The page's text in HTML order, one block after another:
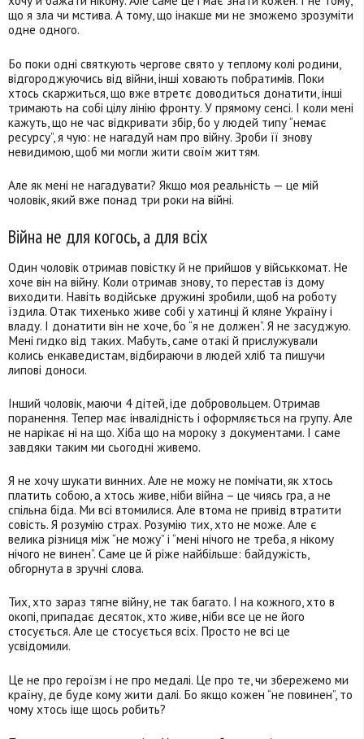
що я зла чи мстива. А тому, що інакше ми не зможемо зрозуміти
одне одного.
Бо поки одні святкують чергове свято у теплому колі родини,
відгороджуючись від війни, інші ховають побратимів. Поки
хтось скаржиться, що вже втретє доводиться донатити, інші
тримають на собі цілу лінію фронту. У прямому сенсі. І коли мені
кажуть, що не час відкривати збір, бо у людей типу “немає
ресурсу”, я чую: не нагадуй нам про війну. Зроби її знову
невидимою, щоб ми могли жити своїм життям.
Але як мені не нагадувати? Якщо моя реальність — це мій
чоловік, який вже понад три роки на війні.
Війна не для когось, а для всіх
Один чоловік отримав повістку й не прийшов у військкомат. Не
хоче він на війну. Коли отримав знову, то перестав із дому
виходити. Навіть водійське дружині зробили, щоб на роботу
їздила. Отак тихенько живе собі у хатинці й кляне Україну і
владу. І донатити він не хоче, бо “я не должен”. Я не засуджую.
Мені гидко від таких. Мабуть, саме отакі й прислужували
колись енкаведистам, відбираючи в людей хліб та пишучи
липові доноси.
Інший чоловік, маючи 4 дітей, іде добровольцем. Отримав
поранення. Тепер має інвалідність і оформляється на групу. Але
не нарікає ні на що. Хіба що на мороку з документами. І саме
завдяки таким ми сьогодні живемо.
Я не хочу шукати винних. Але не можу не помічати, як хтось
платить собою, а хтось живе, ніби війна – це чиясь гра, а не
спільна біда. Ми всі втомилися. Але втома не привід втратити
совість. Я розумію страх. Розумію тих, хто не може. Але є
велика різниця між “не можу” і “мені нічого не треба, я нікому
нічого не винен”. Саме це й ріже найбільше: байдужість,
обгорнута в зручні слова.
Тих, хто зараз тягне війну, не так багато. І на кожного, хто в
окопі, припадає десяток, хто живе, ніби все це не його
стосується. Але це стосується всіх. Просто не всі це
усвідомили.
Це не про героїзм і не про медалі. Це про те, чи збережемо ми
країну, де буде кому жити далі. Бо якщо кожен “не повинен”, то
чому хтось іще щось робить?